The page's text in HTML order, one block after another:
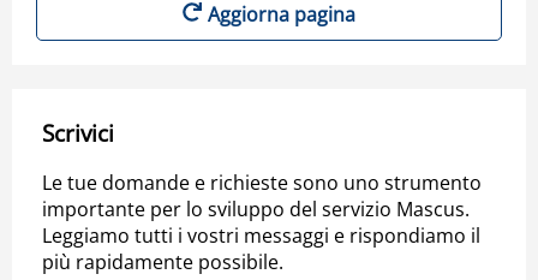
Aggiorna pagina
Scrivici
Le tue domande e richieste sono uno strumento
importante per lo sviluppo del servizio Mascus.
Leggiamo tutti i vostri messaggi e rispondiamo il
più rapidamente possibile.